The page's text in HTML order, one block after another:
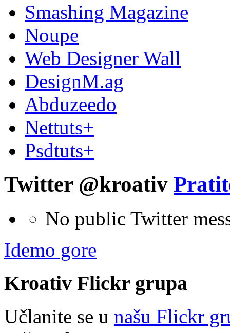
Smashing Magazine
Noupe
Web Designer Wall
DesignM.ag
Abduzeedo
Nettuts+
Psdtuts+
Twitter @kroativ
No public Twitter
Idemo gore
Kroativ Flickr grupa
Učlanite se u našu Flickr